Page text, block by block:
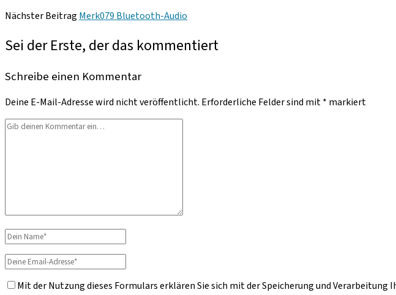
Nächster Beitrag Merk079 Bluetooth-Audio
Sei der Erste, der das kommentiert
Schreibe einen Kommentar
Deine E-Mail-Adresse wird nicht veröffentlicht. Erforderliche Felder sind mit* markiert
Dein
Dein
Name
Deine
Email-
Adresse
Mit der Nutzung dieses Formulars erklären Sie sich mit der Speicherung und